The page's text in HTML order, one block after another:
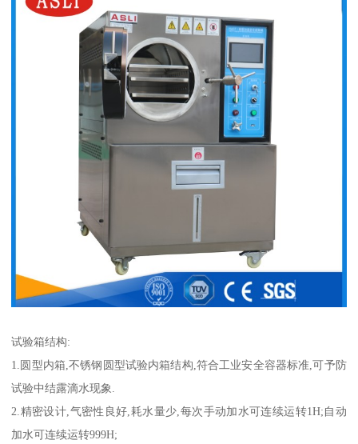
试验箱结构:
1.圆型内箱,不锈钢圆型试验内箱结构,符合工业安全容器标准,可予防
试验中结露滴水现象.
2.精密设计,气密性良好,耗水量少,每次手动加水可连续运转1H;自动
加水可连续运转999H;